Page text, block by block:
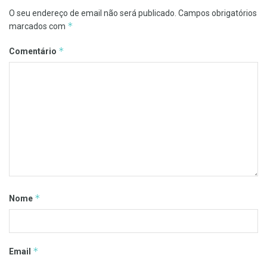
O seu endereço de email não será publicado. Campos obrigatórios
marcados com *
Comentário *
Nome *
Email *